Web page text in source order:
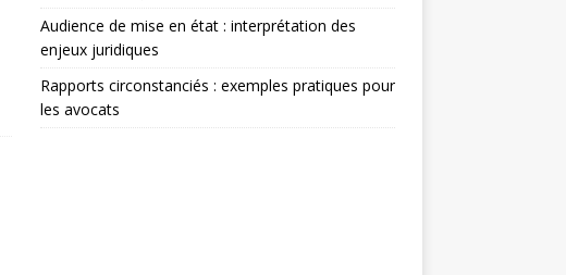
Audience de mise en état : interprétation des
enjeux juridiques
Rapports circonstanciés : exemples pratiques pour
les avocats